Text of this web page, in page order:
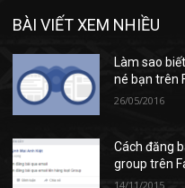
BÀI VIẾT XEM NHIỀU
Làm sao
né bạn trên
26/05/2016
Cách đăng
group trên
14/11/2015